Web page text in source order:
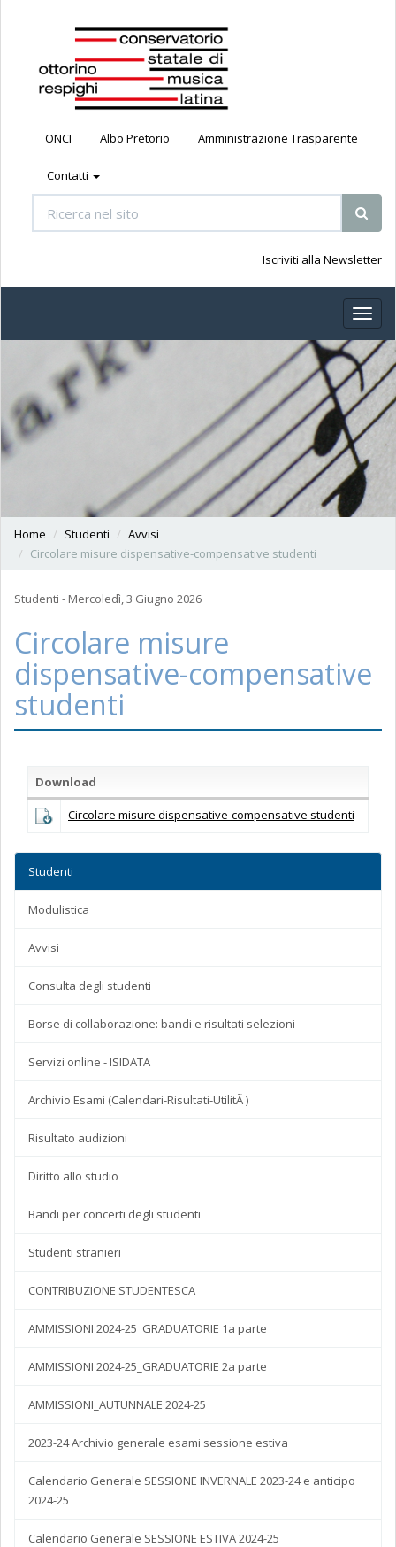
ONCI Albo Pretorio Amministrazione Trasparente
Contatti
Iscriviti alla Newsletter
Toggle
Home Studenti
Avvisi
Circolare misure dispensative-compensative studenti
Studenti - Mercoledì, 3 Giugno 2026
Circolare misure
dispensative-compensative
studenti
Download
Circolare misure dispensative-compensative studenti
Studenti
Modulistica
Avvisi
Consulta degli studenti
Borse di collaborazione: bandi e risultati selezioni
Servizi online - ISIDATA
Archivio Esami (Calendari-Risultati-UtilitÃ )
Risultato audizioni
Diritto allo studio
Bandi per concerti degli studenti
Studenti stranieri
CONTRIBUZIONE STUDENTESCA
AMMISSIONI 2024-25_GRADUATORIE 1a parte
AMMISSIONI 2024-25_GRADUATORIE 2a parte
AMMISSIONI_AUTUNNALE 2024-25
2023-24 Archivio generale esami sessione estiva
Calendario Generale SESSIONE INVERNALE 2023-24 e anticipo
2024-25
Calendario Generale SESSIONE ESTIVA 2024-25